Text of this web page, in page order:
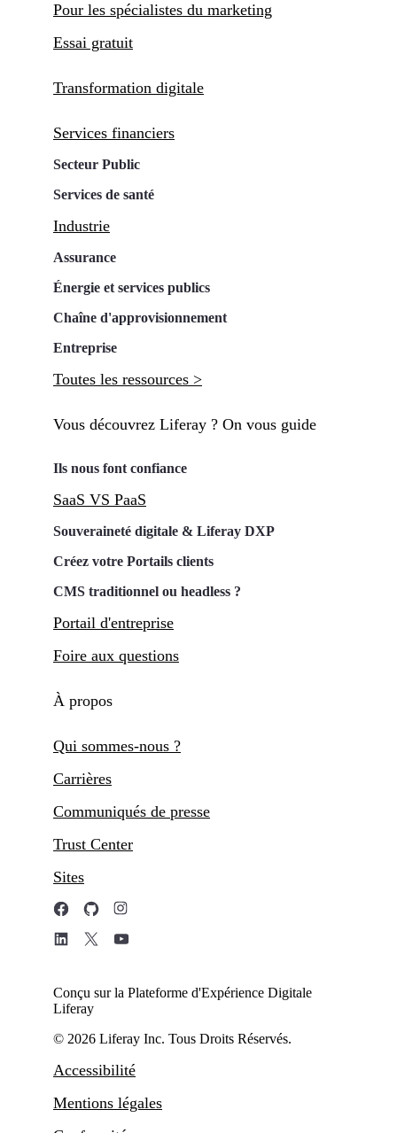
Pour les spécialistes du marketing
Essai gratuit
Transformation digitale
Services financiers
Secteur Public
Services de santé
Industrie
Assurance
Énergie et services publics
Chaîne d'approvisionnement
Entreprise
Toutes les ressources >
Vous découvrez Liferay ? On vous guide
Ils nous font confiance
SaaS VS PaaS
Souveraineté digitale & Liferay DXP
Créez votre Portails clients
CMS traditionnel ou headless ?
Portail d'entreprise
Foire aux questions
À propos
Qui sommes-nous ?
Carrières
Communiqués de presse
Trust Center
Sites
Conçu sur la Plateforme d'Expérience Digitale
Liferay
© 2026 Liferay Inc. Tous Droits Réservés.
Accessibilité
Mentions légales